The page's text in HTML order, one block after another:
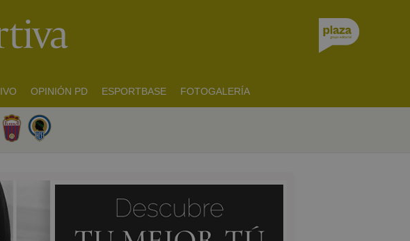
OPINIÓN PD ESPORTBASE FOTOGALERÍA